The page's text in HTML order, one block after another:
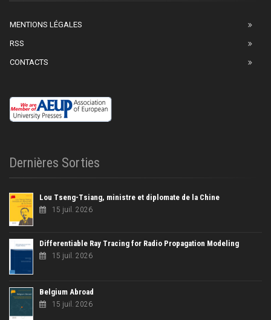
MENTIONS LÉGALES
RSS
CONTACTS
Dernières Sorties
Lou Tseng-Tsiang, ministre et diplomate de la Chine
15 juil. 2026
Differentiable Ray Tracing for Radio Propagation Modeling
15 juil. 2026
Belgium Abroad
15 juil. 2026